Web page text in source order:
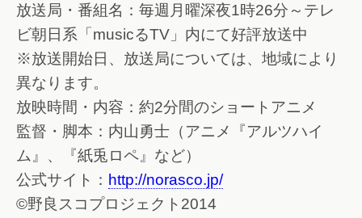
放送局・番組名：毎週月曜深夜1時26分～テレ
ビ朝日系「musicるTV」内にて好評放送中
※放送開始日、放送局については、地域により
異なります。
放映時間・内容：約2分間のショートアニメ
監督・脚本：内山勇士（アニメ『アルツハイ
ム』、『紙兎ロペ』など）
公式サイト： http://norasco.jp/
©野良スコプロジェクト2014